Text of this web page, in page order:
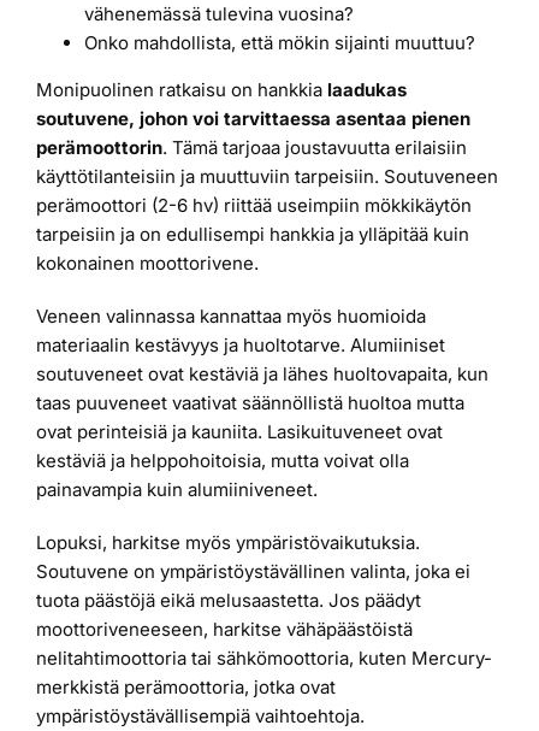
vähenemässä tulevina vuosina?
Onko mahdollista, että mökin sijainti muuttuu?
Monipuolinen ratkaisu on hankkia laadukas
soutuvene, johon voi tarvittaessa asentaa pienen
perämoottorin. Tämä tarjoaa joustavuutta erilaisiin
käyttötilanteisiin ja muuttuviin tarpeisiin. Soutuveneen
perämoottori (2-6 hv) riittää useimpiin mökkikäytön
tarpeisiin ja on edullisempi hankkia ja ylläpitää kuin
kokonainen moottorivene.
Veneen valinnassa kannattaa myös huomioida
materiaalin kestävyys ja huoltotarve. Alumiiniset
soutuveneet ovat kestäviä ja lähes huoltovapaita, kun
taas puuveneet vaativat säännöllistä huoltoa mutta
ovat perinteisiä ja kauniita. Lasikuituveneet ovat
kestäviä ja helppohoitoisia, mutta voivat olla
painavampia kuin alumiiniveneet.
Lopuksi, harkitse myös ympäristövaikutuksia.
Soutuvene on ympäristöystävällinen valinta, joka ei
tuota päästöjä eikä melusaastetta. Jos päädyt
moottoriveneeseen, harkitse vähäpäästöistä
nelitahtimoottoria tai sähkömoottoria, kuten Mercury-
merkkistä perämoottoria, jotka ovat
ympäristöystävällisempiä vaihtoehtoja.